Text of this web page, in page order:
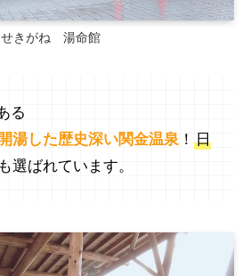
せきがね 湯命館
る
湯した歴史深い関金温泉 ！日
選ばれています。